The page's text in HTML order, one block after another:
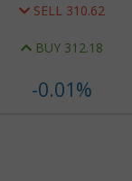
SELL 310.61
BUY 312.17
-0.01%